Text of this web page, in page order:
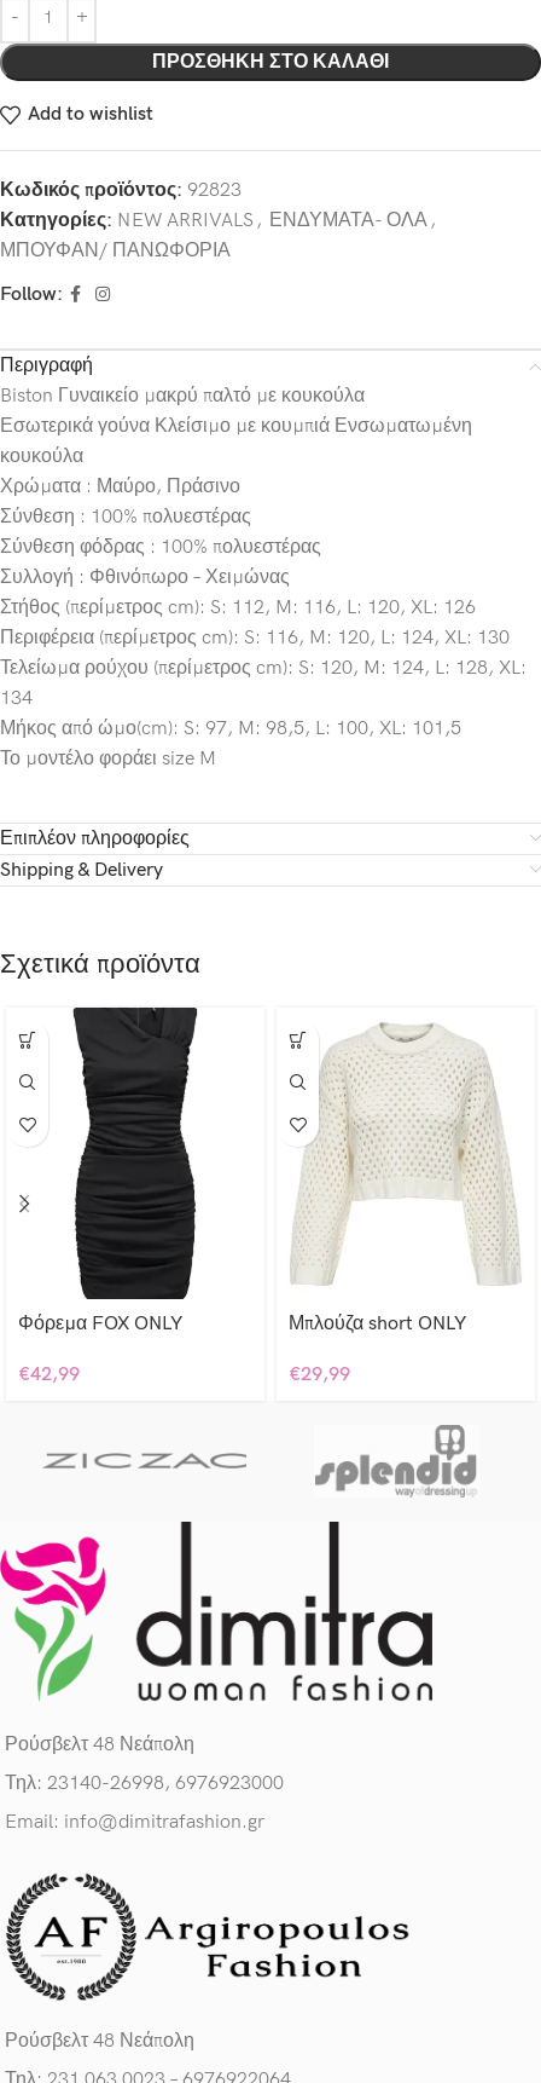
ΠΡΟΣΘΉΚΗ ΣΤΟ ΚΑΛΆΘΙ
Add to wishlist
Κωδικός προϊόντος: 92823
Κατηγορίες: NEW ARRIVALS , ΕΝΔΥΜΑΤΑ- ΟΛΑ ,
ΜΠΟΥΦΑΝ/ ΠΑΝΩΦΟΡΙΑ
Follow:
Περιγραφή
Biston Γυναικείο μακρύ παλτό με κουκούλα
Εσωτερικά γούνα Κλείσιμο με κουμπιά Ενσωματωμένη
κουκούλα
Χρώματα : Μαύρο, Πράσινο
Σύνθεση : 100% πολυεστέρας
Σύνθεση φόδρας : 100% πολυεστέρας
Συλλογή : Φθινόπωρο – Χειμώνας
Στήθος (περίμετρος cm): S: 112, M: 116, L: 120, XL: 126
Περιφέρεια (περίμετρος cm): S: 116, M: 120, L: 124, XL: 130
Τελείωμα ρούχου (περίμετρος cm): S: 120, M: 124, L: 128, XL:
134
Μήκος από ώμο(cm): S: 97, M: 98,5, L: 100, XL: 101,5
Το μοντέλο φοράει size M
Επιπλέον πληροφορίες
Shipping & Delivery
Σχετικά προϊόντα
Φόρεμα FOX ONLY
€42,99
Μπλούζα short ONLY
€29,99
Ρούσβελτ 48 Νεάπολη
Τηλ: 23140-26998, 6976923000
Email: info@dimitrafashion.gr
Ρούσβελτ 48 Νεάπολη